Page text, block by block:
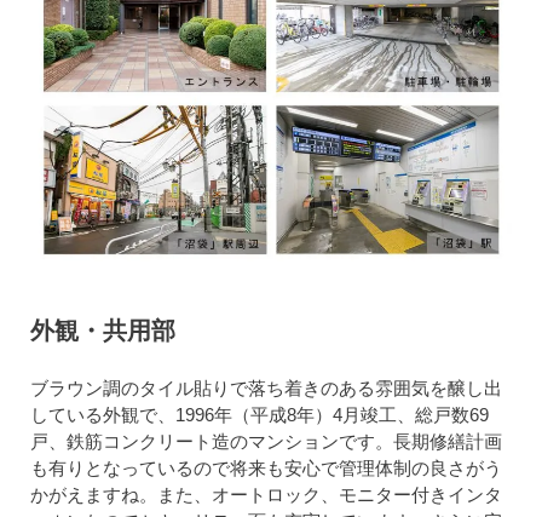
外観・共用部
ブラウン調のタイル貼りで落ち着きのある雰囲気を醸し出
している外観で、1996年（平成8年）4月竣工、総戸数69
戸、鉄筋コンクリート造のマンションです。長期修繕計画
も有りとなっているので将来も安心で管理体制の良さがう
かがえますね。また、オートロック、モニター付きインタ